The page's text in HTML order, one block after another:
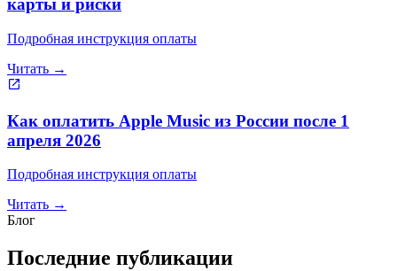
карты и риски
Подробная инструкция оплаты
Читать →
Как оплатить Apple Music из России после 1
апреля 2026
Подробная инструкция оплаты
Читать →
Блог
Последние публикации